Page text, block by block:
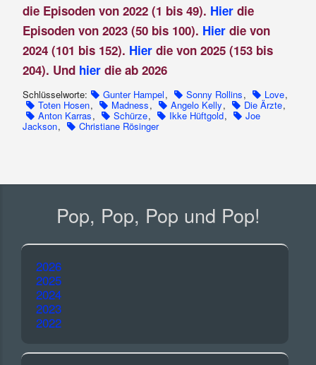
die Episoden von 2022 (1 bis 49). Hierdie
Episoden von 2023 (50 bis 100). Hier die von
2024 (101 bis 152). Hier die von 2025 (153 bis
204). Und hier die ab 2026
Schlüsselworte: Gunter Hampel, Sonny Rollins, Love,
Toten Hosen, Madness, Angelo Kelly, Die Ärzte,
Anton Karras, Schürze, Ikke Hüftgold, Joe
Jackson, Christiane Rösinger
Pop, Pop, Pop und Pop!
2026
2025
2024
2023
2022